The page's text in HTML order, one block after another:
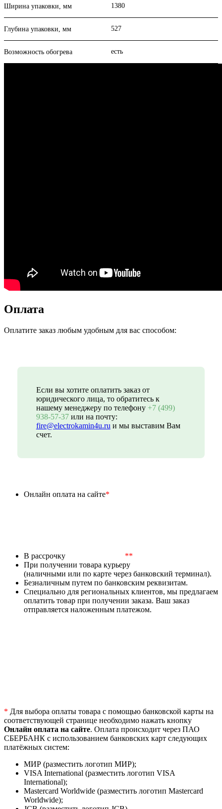
Ширина упаковки, мм 1380
Глубина упаковки, мм 527
Возможность обогрева есть
Оплата
Оплатите заказ любым удобным для вас способом:
Если вы хотите оплатить заказ от
юридического лица, то обратитесь к
нашему менеджеру по телефону +7 (499)
938-57-37или на почту:
fire@electrokamin4u.ru и мы выставим Вам
счет.
Онлайн оплата на сайте*
В рассрочку
**
При получении товара курьеру
(наличными или по карте через банковский терминал).
Безналичным путем по банковским реквизитам.
Специально для региональных клиентов, мы предлагаем
оплатить товар при получении заказа. Ваш заказ
отправляется наложенным платежом.
* Для выбора оплаты товара с помощью банковской карты на
соответствующей странице необходимо нажать кнопку
Онлайн оплата на сайте. Оплата происходит через ПАО
СБЕРБАНК с использованием банковских карт следующих
платёжных систем:
МИР (разместить логотип МИР);
VISA International (разместить логотип VISA
International);
Mastercard Worldwide (разместить логотип Mastercard
Worldwide);